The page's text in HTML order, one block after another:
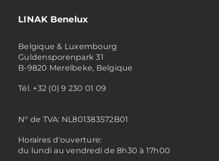
LINAK Benelux
Belgique & Luxembourg
Guldensporenpark 31
B-9820 Merelbeke, Belgique
Tél. +32 (0) 9 230 01 09
N° de TVA: NL801383572B01
Horaires d'ouverture:
du lundi au vendredi de 8h30 à 17h00